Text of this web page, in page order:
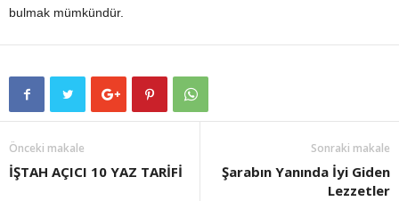
bulmak mümkündür.
Önceki makale
İŞTAH AÇICI 10 YAZ TARİFİ
Sonraki makale
Şarabın Yanında İyi Giden
Lezzetler